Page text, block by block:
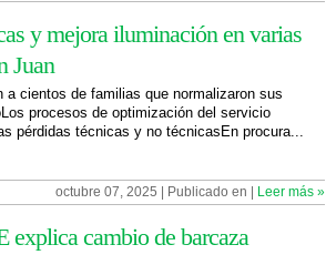
y mejora iluminación en varias
Juan
a cientos de familias que normalizaron sus
procesos de optimización del servicio
pérdidas técnicas y no técnicasEn procura...
octubre 07, 2025 | Publicado en | Leer más »
explica cambio de barcaza